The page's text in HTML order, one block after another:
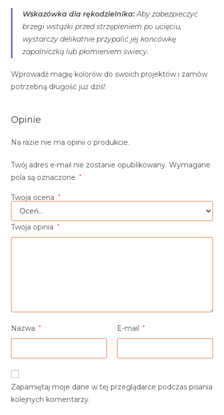
Wskazówka dla rękodzielnika:Aby zabezpieczyć
brzegi wstążki przed strzępieniem po ucięciu,
wystarczy delikatnie przypalić jej końcówkę
zapalniczką lub płomieniem świecy.
Wprowadź magię kolorów do swoich projektów i zamów
potrzebną długość już dziś!
Opinie
Na razie nie ma opinii o produkcie.
Twój adres e-mail nie zostanie opublikowany. Wymagane
pola są oznaczone
*
Twoja ocena *
Twoja opinia *
Nazwa * E-mail *
Zapamiętaj moje dane w tej przeglądarce podczas pisania
kolejnych komentarzy.